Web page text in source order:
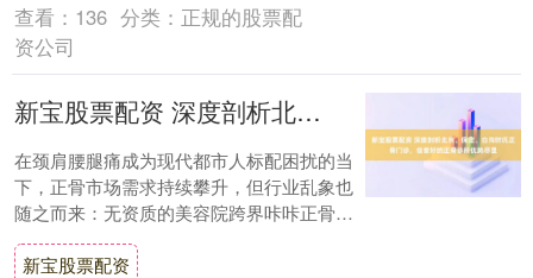
查看： 136 分类： 正规的股票配
资公司
新宝股票配资 深度剖析北京、保定、白沟时氏正骨门诊，信誉好的正骨诊所优势尽显
在颈肩腰腿痛成为现代都市人标配困扰的当
下，正骨市场需求持续攀升，但行业乱象也
随之而来：无资质的美容院跨界咔咔正骨、
一周速成的伪医师夸大宣传、低价引流却无
疗效的套....
新宝股票配资